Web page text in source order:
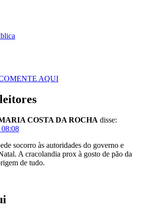
AQUI
COSTA DA ROCHA disse:
08:08
socorro às autoridades do governo e
A cracolandia prox à gosto de pão da
de tudo.